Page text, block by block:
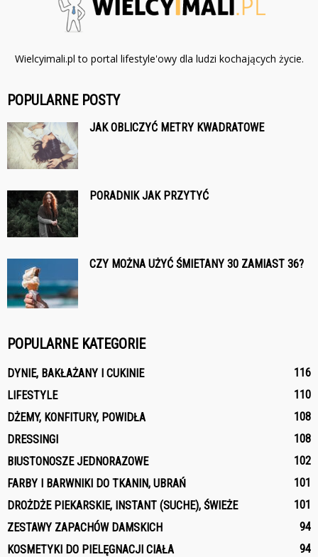
Wielcyimali.pl to portal lifestyle'owy dla ludzi kochających życie.
POPULARNE POSTY
JAK OBLICZYĆ METRY KWADRATOWE
PORADNIK JAK PRZYTYĆ
CZY MOŻNA UŻYĆ ŚMIETANY 30 ZAMIAST 36?
POPULARNE KATEGORIE
DYNIE, BAKŁAŻANY I CUKINIE
116
LIFESTYLE
110
DŻEMY, KONFITURY, POWIDŁA
108
DRESSINGI
108
BIUSTONOSZE JEDNORAZOWE
102
FARBY I BARWNIKI DO TKANIN, UBRAŃ
101
DROŻDŻE PIEKARSKIE, INSTANT (SUCHE), ŚWIEŻE
101
ZESTAWY ZAPACHÓW DAMSKICH
94
KOSMETYKI DO PIELĘGNACJI CIAŁA
94